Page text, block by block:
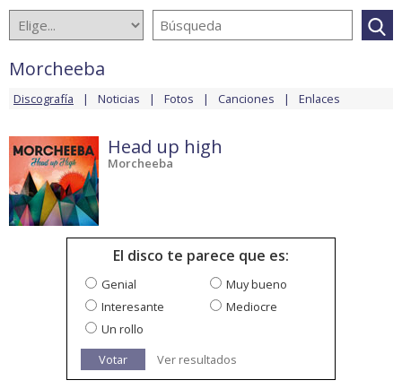
Morcheeba
Discografía Noticias Fotos Canciones Enlaces
Head up high
Morcheeba
El disco te parece que es:
Genial
Muy bueno
Interesante
Mediocre
Un rollo
Votar
Ver resultados